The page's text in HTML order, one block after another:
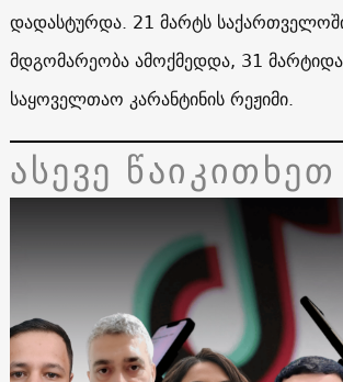
დადასტურდა. 21 მარტს
მდგომარეობა ამოქმედდა, 31
საყოველთაო კარანტინის რეჟიმი.
ასევე წაიკითხეთ